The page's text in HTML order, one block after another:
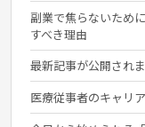
副業で焦らないため
すべき理由
最新記事が公開されま
医療従事者のキャリ